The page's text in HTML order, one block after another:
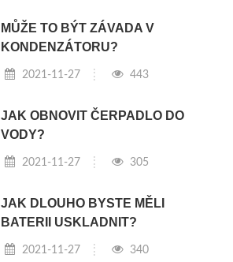
MŮŽE TO BÝT ZÁVADA V
KONDENZÁTORU?
2021-11-27 443
JAK OBNOVIT ČERPADLO DO
VODY?
2021-11-27 305
JAK DLOUHO BYSTE MĚLI
BATERII USKLADNIT?
2021-11-27 340